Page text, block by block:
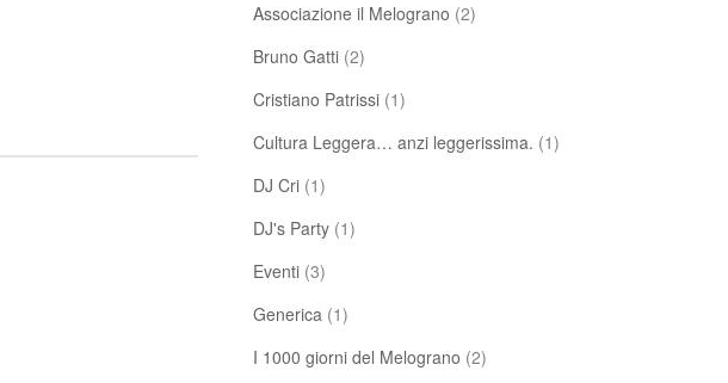
Associazione il Melograno (2)
Bruno Gatti(2)
Cristiano Patrissi(1)
Cultura Leggera… anzi leggerissima. (1)
DJ Cri(1)
DJ's Party(1)
Eventi(3)
Generica(1)
I 1000 giorni del Melograno (2)